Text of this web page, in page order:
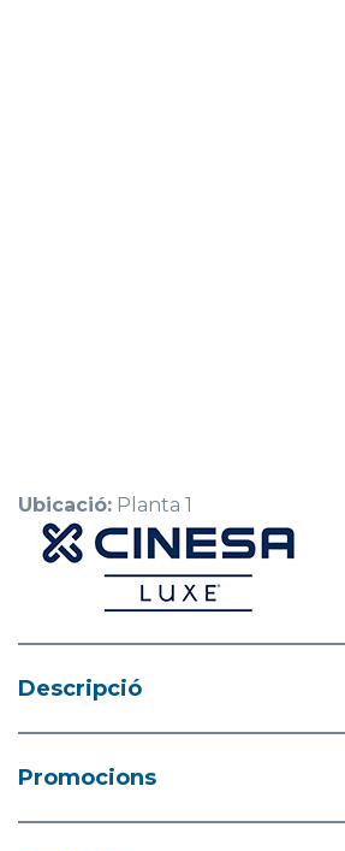
Ubicació: Planta 1
Descripció
Promocions